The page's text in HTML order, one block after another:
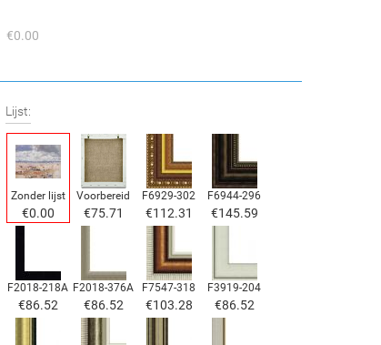
€0.00
Lijst:
Zonder lijst
€0.00
Voorbereid
€75.71
F6929-302
€112.31
F6944-296
€145.59
F2018-218A
€86.52
F2018-376A
€86.52
F7547-318
€103.28
F3919-204
€86.52